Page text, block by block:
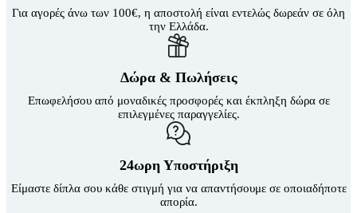
Για αγορές άνω των 100€, η αποστολή είναι εντελώς δωρεάν σε όλη
την Ελλάδα.
Δώρα & Πωλήσεις
Επωφελήσου από μοναδικές προσφορές και έκπληξη δώρα σε
επιλεγμένες παραγγελίες.
24ωρη Υποστήριξη
Είμαστε δίπλα σου κάθε στιγμή για να απαντήσουμε σε οποιαδήποτε
απορία.